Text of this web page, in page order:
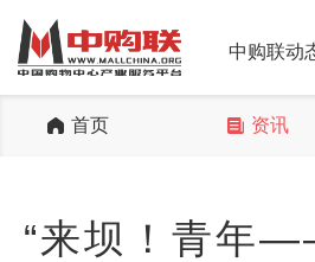
中购联动
首页 资讯
“来坝！青年